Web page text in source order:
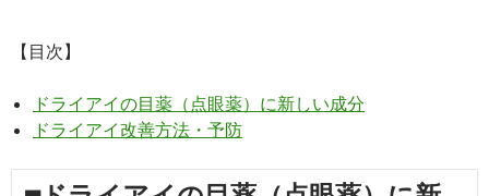
【目次】
ドライアイの目薬（点眼薬）に新しい成分
ドライアイ改善方法・予防